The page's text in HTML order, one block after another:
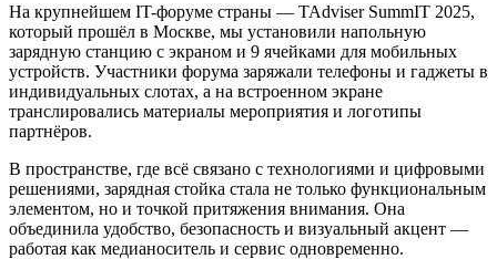
На крупнейшем IT-форуме страны — TAdviser SummIT 2025,
который прошёл в Москве, мы установили напольную
зарядную станцию с экраном и 9 ячейками для мобильных
устройств. Участники форума заряжали телефоны и гаджеты в
индивидуальных слотах, а на встроенном экране
транслировались материалы мероприятия и логотипы
партнёров.
В пространстве, где всё связано с технологиями и цифровыми
решениями, зарядная стойка стала не только функциональным
элементом, но и точкой притяжения внимания. Она
объединила удобство, безопасность и визуальный акцент —
работая как медианоситель и сервис одновременно.